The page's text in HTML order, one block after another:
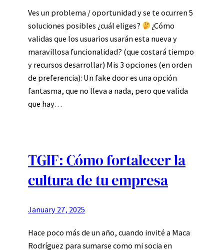
Ves un problema / oportunidad y se te ocurren 5
soluciones posibles ¿cuál eliges?
¿Cómo
validas que los usuarios usarán esta nueva y
maravillosa funcionalidad? (que costará tiempo
y recursos desarrollar) Mis 3 opciones (en orden
de preferencia): Un fake door es una opción
fantasma, que no lleva a nada, pero que valida
que hay…
TGIF: Cómo fortalecer la
cultura de tu empresa
January 27, 2025
Hace poco más de un año, cuando invité a Maca
Rodríguez para sumarse como mi socia en